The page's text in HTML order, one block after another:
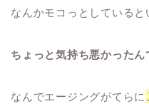
なんかモコっとしていると
ちょっと気持ち悪かったん
なんでエージングがてらに